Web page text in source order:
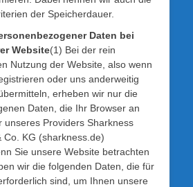
der Speicherdauer.
Daten bei
Website(1) Bei der rein
Nutzung der Website, also wenn
oder uns anderweitig
erheben wir nur die
Daten, die Ihr Browser an
unseres Providers Sharkness
Co. KG (sharkness.de)
Sie unsere Website betrachten
wir die folgenden Daten, die für
sind, um Ihnen unsere